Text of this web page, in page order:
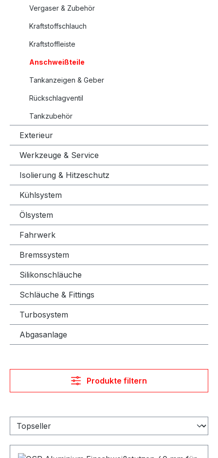
Vergaser & Zubehör
Kraftstoffschlauch
Kraftstoffleiste
Anschweißteile
Tankanzeigen & Geber
Rückschlagventil
Tankzubehör
Exterieur
Werkzeuge & Service
Isolierung & Hitzeschutz
Kühlsystem
Ölsystem
Fahrwerk
Bremssystem
Silikonschläuche
Schläuche & Fittings
Turbosystem
Abgasanlage
Produkte filtern